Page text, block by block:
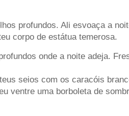
profundos. Ali esvoaça a
corpo de estátua temerosa.
onde a noite adeja.
seios com os caracóis
ventre uma borboleta de